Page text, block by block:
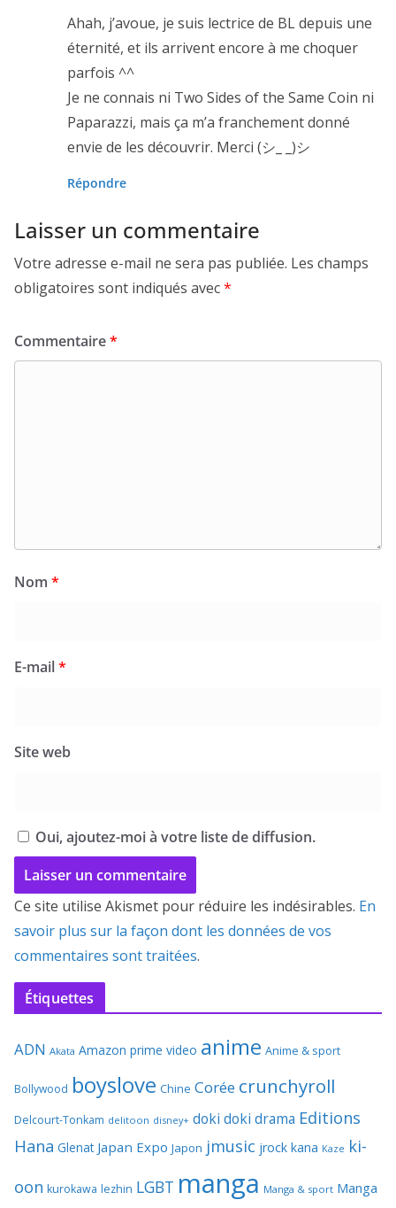
Ahah, j’avoue, je suis lectrice de BL depuis une
éternité, et ils arrivent encore à me choquer
parfois ^^
Je ne connais ni Two Sides of the Same Coin ni
Paparazzi, mais ça m’a franchement donné
envie de les découvrir. Merci (シ_ _)シ
Répondre
Laisser un commentaire
Votre adresse e-mail ne sera pas publiée. Les champs
obligatoires sont indiqués avec*
Commentaire*
Nom *
E-mail*
Site web
Oui, ajoutez-moi à votre liste de diffusion.
Ce site utilise Akismet pour réduire les indésirables. En
savoir plus sur la façon dont les données de vos
commentaires sont traitées.
Étiquettes
ADN Akata Amazon prime video anime Anime & sport
Bollywood boyslove Chine Corée crunchyroll
Delcourt-Tonkam delitoon disney+ doki doki drama Editions
Hana Glenat Japan Expo Japon jmusic jrock kana Kaze ki-
oon kurokawa lezhin LGBT manga Manga & sport Manga